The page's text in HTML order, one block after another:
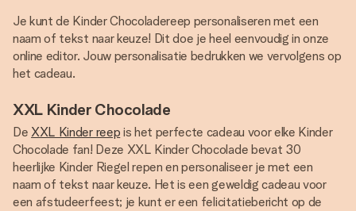
Je kunt de Kinder Chocoladereep personaliseren met een
naam of tekst naar keuze! Dit doe je heel eenvoudig in onze
online editor. Jouw personalisatie bedrukken we vervolgens op
het cadeau.
XXL Kinder Chocolade
De XXL Kinder reep is het perfecte cadeau voor elke Kinder
Chocolade fan! Deze XXL Kinder Chocolade bevat 30
heerlijke Kinder Riegel repen en personaliseer je met een
naam of tekst naar keuze. Het is een geweldig cadeau voor
een afstudeerfeest; je kunt er een felicitatiebericht op de